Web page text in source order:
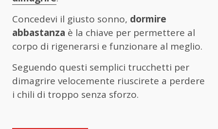
Concedevi il giusto sonno, dormire
abbastanza è la chiave per permettere al
corpo di rigenerarsi e funzionare al meglio.
Seguendo questi semplici trucchetti per
dimagrire velocemente riuscirete a perdere
i chili di troppo senza sforzo.